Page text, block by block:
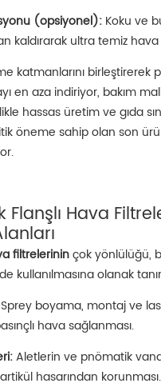
(opsiyonel): Koku ve
kaldırarak ultra temiz hava
katmanlarını birleştirerek
en aza indiriyor, bakım
hassas üretim ve gıda
öneme sahip olan son
Flanşlı Hava
filtrelerininçok yönlülüğü,
kullanılmasına olanak
Sprey boyama, montaj ve
hava sağlanması.
Aletlerin ve pnömatik
hasarından korunması.